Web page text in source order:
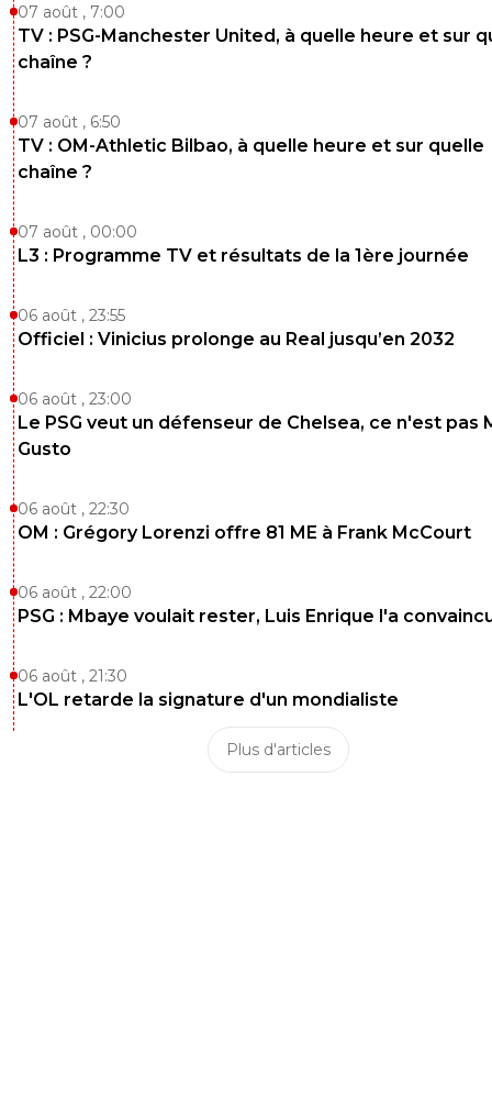
07 août , 7:00
TV : PSG-Manchester United, à quelle heure et sur
chaîne ?
07 août , 6:50
TV : OM-Athletic Bilbao, à quelle heure et sur quelle
chaîne ?
07 août , 00:00
L3 : Programme TV et résultats de la 1ère journée
06 août , 23:55
Officiel : Vinicius prolonge au Real jusqu’en 2032
06 août , 23:00
Le PSG veut un défenseur de Chelsea, ce n'est pas
Gusto
06 août , 22:30
OM : Grégory Lorenzi offre 81 ME à Frank McCourt
06 août , 22:00
PSG : Mbaye voulait rester, Luis Enrique l'a
06 août , 21:30
L'OL retarde la signature d'un mondialiste
Plus d'articles